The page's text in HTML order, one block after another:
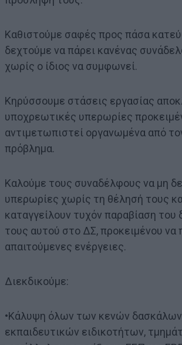
Καθιστούμε σαφές προς πάσα
δεχτούμε να πάρει κανένας
χωρίς ο ίδιος να συμφωνεί.
Κηρύσσουμε στάσεις εργασίας
υποχρεωτικές υπερωρίες
αντιμετωπιστεί οργανωμένα από
πρόβλημα.
Καλούμε τους συναδέλφους να μη
υπερωρίες χωρίς τη θέλησή τους
καταγγείλουν τυχόν παραβίαση του
τους αυτού στο ΔΣ, προκειμένου να
απαιτούμενες ενέργειες.
Διεκδικούμε:
•Κάλυψη όλων των κενών
εκπαιδευτικών ειδικοτήτων,